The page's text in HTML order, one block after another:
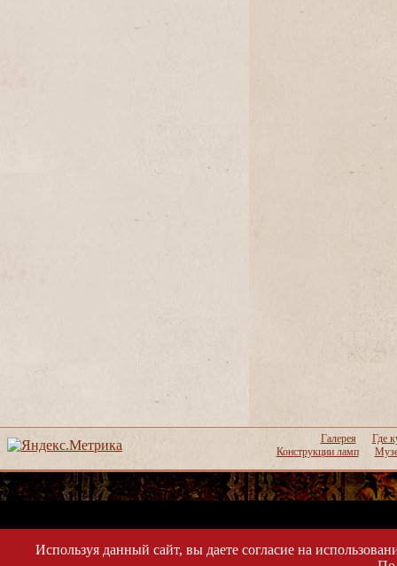
Галерея
Где
Конструкции ламп
Используя данный сайт, вы даете согласие на